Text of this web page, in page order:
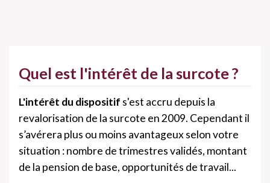
Quel est l'intérêt de la surcote ?
L'intérêt du dispositif s'est accru depuis la
revalorisation de la surcote en 2009. Cependant il
s’avérera plus ou moins avantageux selon votre
situation : nombre de trimestres validés, montant
de la pension de base, opportunités de travail...